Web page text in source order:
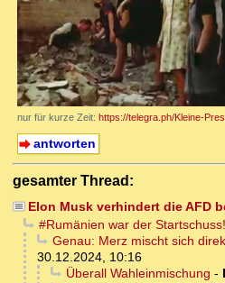
nur für kurze Zeit: https://telegra.ph/Kleine-
antworten
gesamter Thread:
Elon Musk verhindert die AFD
#Rumänien war der Startschuss!
Genau: Merz mischt sich
30.12.2024, 10:16
Überall Wahleinmischung -